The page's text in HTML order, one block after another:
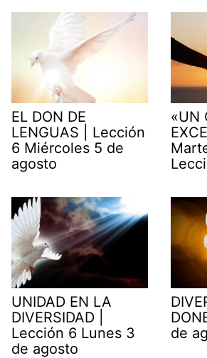
EL DON DE
LENGUAS | Lección
6 Miércoles 5 de
agosto
«UN
UNIDAD EN LA
DIVERSIDAD |
Lección 6 Lunes 3
de agosto
de